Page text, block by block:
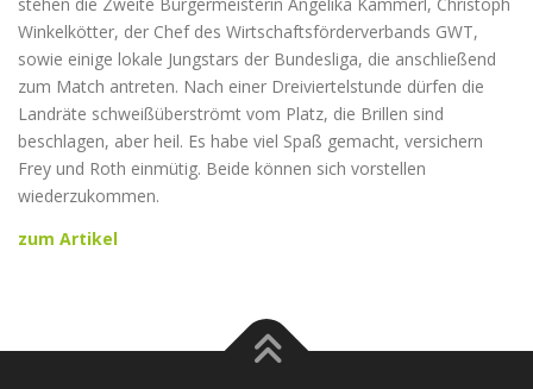
Winkelkötter, der Chef des Wirtschaftsförderverbands GWT,
sowie einige lokale Jungstars der Bundesliga, die anschließend
zum Match antreten. Nach einer Dreiviertelstunde dürfen die
Landräte schweißüberströmt vom Platz, die Brillen sind
beschlagen, aber heil. Es habe viel Spaß gemacht, versichern
Frey und Roth einmütig. Beide können sich vorstellen
wiederzukommen.
zum Artikel